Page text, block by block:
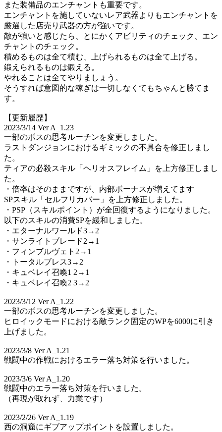
また装備品のエンチャントも重要です。
エンチャントを施していないレア武器よりもエンチャントを
厳選した店売り武器の方が強いです。
敵が強いと感じたら、とにかくアビリティのチェック、エン
チャントのチェック。
積めるものは全て積む、上げられるものは全て上げる。
鍛えられるものは鍛える。
やれることは全てやりましょう。
そうすれば意図的な稼ぎは一切しなくてもちゃんと勝てま
す。
【更新履歴】
2023/3/14 Ver A_1.23
一部のボスの思考ルーチンを変更しました。
ラストダンジョンにおけるギミックの不具合を修正しまし
た。
ティアの必殺スキル「ヘリオスフレイム」を上方修正しまし
た。
・倍率はそのままですが、内部ボーナスが増えてます
SPスキル「セルフリカバー」を上方修正しました。
・PSP（スキルポイント）が全回復するようになりました。
以下のスキルの消費SPを緩和しました。
・エターナルワールド3→2
・サンライトブレード2→1
・フィンブルヴェト2→1
・トータルブレス3→2
・キュベレイ召喚1 2→1
・キュベレイ召喚2 3→2
2023/3/12 Ver A_1.22
一部のボスの思考ルーチンを変更しました。
ヒロイックモードにおける敵ランク固定のWPを6000に引き
上げました。
2023/3/8 Ver A_1.21
戦闘中の作戦におけるエラー落ち対策を行いました。
2023/3/6 Ver A_1.20
戦闘中のエラー落ち対策を行いました。
（再現が取れず、力業です）
2023/2/26 Ver A_1.19
西の洞窟にギブアップポイントを設置しました。